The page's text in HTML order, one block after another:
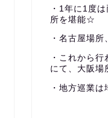
・1年に1度
所を堪能☆
・名古屋場所
・これから行
にて、大阪場
・地方巡業は